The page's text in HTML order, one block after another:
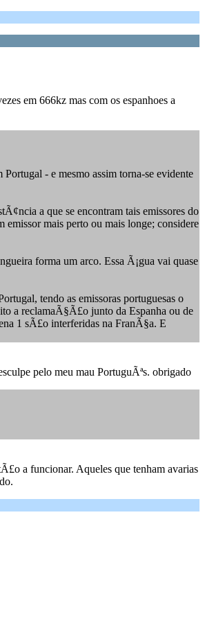
em 666kz mas com os espanhoes a
- e mesmo assim torna-se evidente
a que se encontram tais emissores do
mais perto ou mais longe; considere
forma um arco. Essa Ã¡gua vai quase
tendo as emissoras portuguesas o
a reclamaÃ§Ã£o junto da Espanha ou de
1 sÃ£o interferidas na FranÃ§a. E
pelo meu mau PortuguÃªs. obrigado
a funcionar. Aqueles que tenham avarias